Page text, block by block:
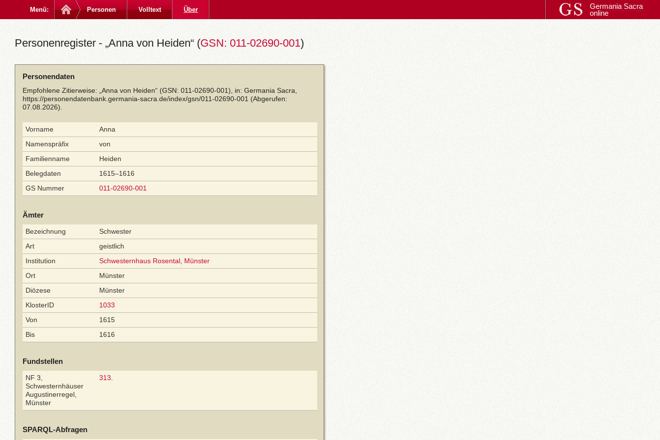
Menü: Personen Volltext Über
Germania Sacra
online
Personenregister - „Anna von Heiden“ (GSN: 011-02690-001)
Personendaten
Empfohlene Zitierweise: „Anna von Heiden“ (GSN: 011-02690-001), in: Germania Sacra,
https://personendatenbank.germania-sacra.de/index/gsn/011-02690-001 (Abgerufen:
07.08.2026).
Vorname
Anna
Namenspräfix
von
Familienname
Heiden
Belegdaten
1615–1616
GS Nummer
011-02690-001
Ämter
Bezeichnung
Schwester
Art
geistlich
Institution
Schwesternhaus Rosental, Münster
Ort
Münster
Diözese
Münster
KlosterID
1033
Von
1615
Bis
1616
Fundstellen
NF 3,
Schwesternhäuser
Augustinerregel,
Münster
313
SPARQL-Abfragen